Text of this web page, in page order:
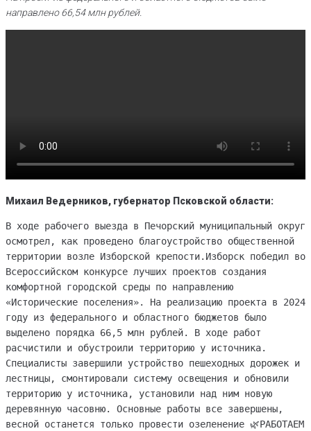
направлено 66,54 млн рублей.
Михаил Ведерников, губернатор Псковской области:
В ходе рабочего выезда в Печорский муниципальный округ
осмотрел, как проведено благоустройство общественной
территории возле Изборской крепости.Изборск победил во
Всероссийском конкурсе лучших проектов создания
комфортной городской среды по направлению
«Исторические поселения». На реализацию проекта в 2024
году из федерального и областного бюджетов было
выделено порядка 66,5 млн рублей. В ходе работ
расчистили и обустроили территорию у источника.
Специалисты завершили устройство пешеходных дорожек и
лестницы, смонтировали систему освещения и обновили
территорию у источника, установили над ним новую
деревянную часовню. Основные работы все завершены,
весной останется только провести озеленение 🌿РАБОТАЕМ